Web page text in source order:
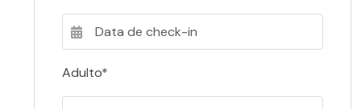
Adulto*